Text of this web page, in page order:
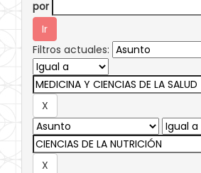
por
Filtros actuales: